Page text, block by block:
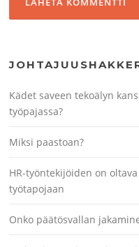
Kädet saveen tekoälyn
työpajassa?
Miksi paastoan?
HR-työntekijöiden on
työtapojaan
Onko päätösvallan